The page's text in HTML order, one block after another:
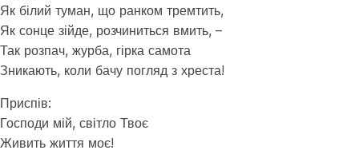
Як білий туман, що ранком тремтить,
Як сонце зійде, розчиниться вмить, –
Так розпач, журба, гірка самота
Зникають, коли бачу погляд з хреста!
Приспів:
Господи мій, світло Твоє
Живить життя моє!